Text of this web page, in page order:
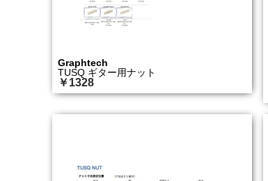
Graphtech
TUSQ ギター用ナット
￥1328